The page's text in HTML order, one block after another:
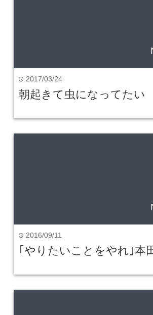
time 2017/03/24
朝起きて虫になってたい
time 2016/09/11
｢やりたいことをやれ｣本